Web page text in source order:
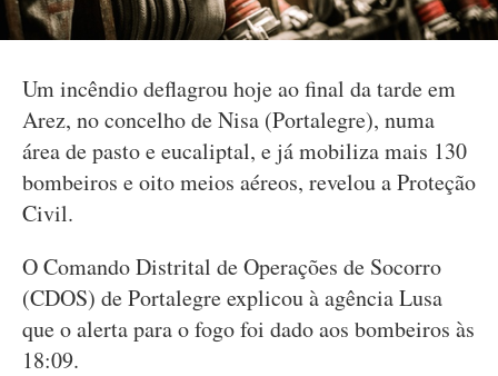
Um incêndio deflagrou hoje ao final da tarde em
Arez, no concelho de Nisa (Portalegre), numa
área de pasto e eucaliptal, e já mobiliza mais 130
bombeiros e oito meios aéreos, revelou a Proteção
Civil.
O Comando Distrital de Operações de Socorro
(CDOS) de Portalegre explicou à agência Lusa
que o alerta para o fogo foi dado aos bombeiros às
18:09.